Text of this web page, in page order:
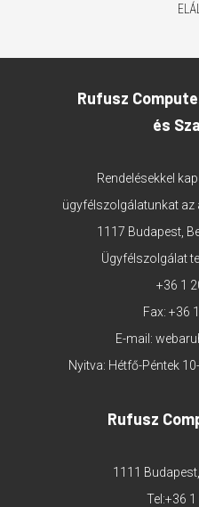
Rufusz
és
Rendelésekkel
ügyfélszolgálatunkat
1117 Budapest,
Ügyfélszolgálat
+36 1
Fax: +36
E-mail:
Nyitva: Hétfő-Péntek
Rufusz
1111
Tel:+36 1